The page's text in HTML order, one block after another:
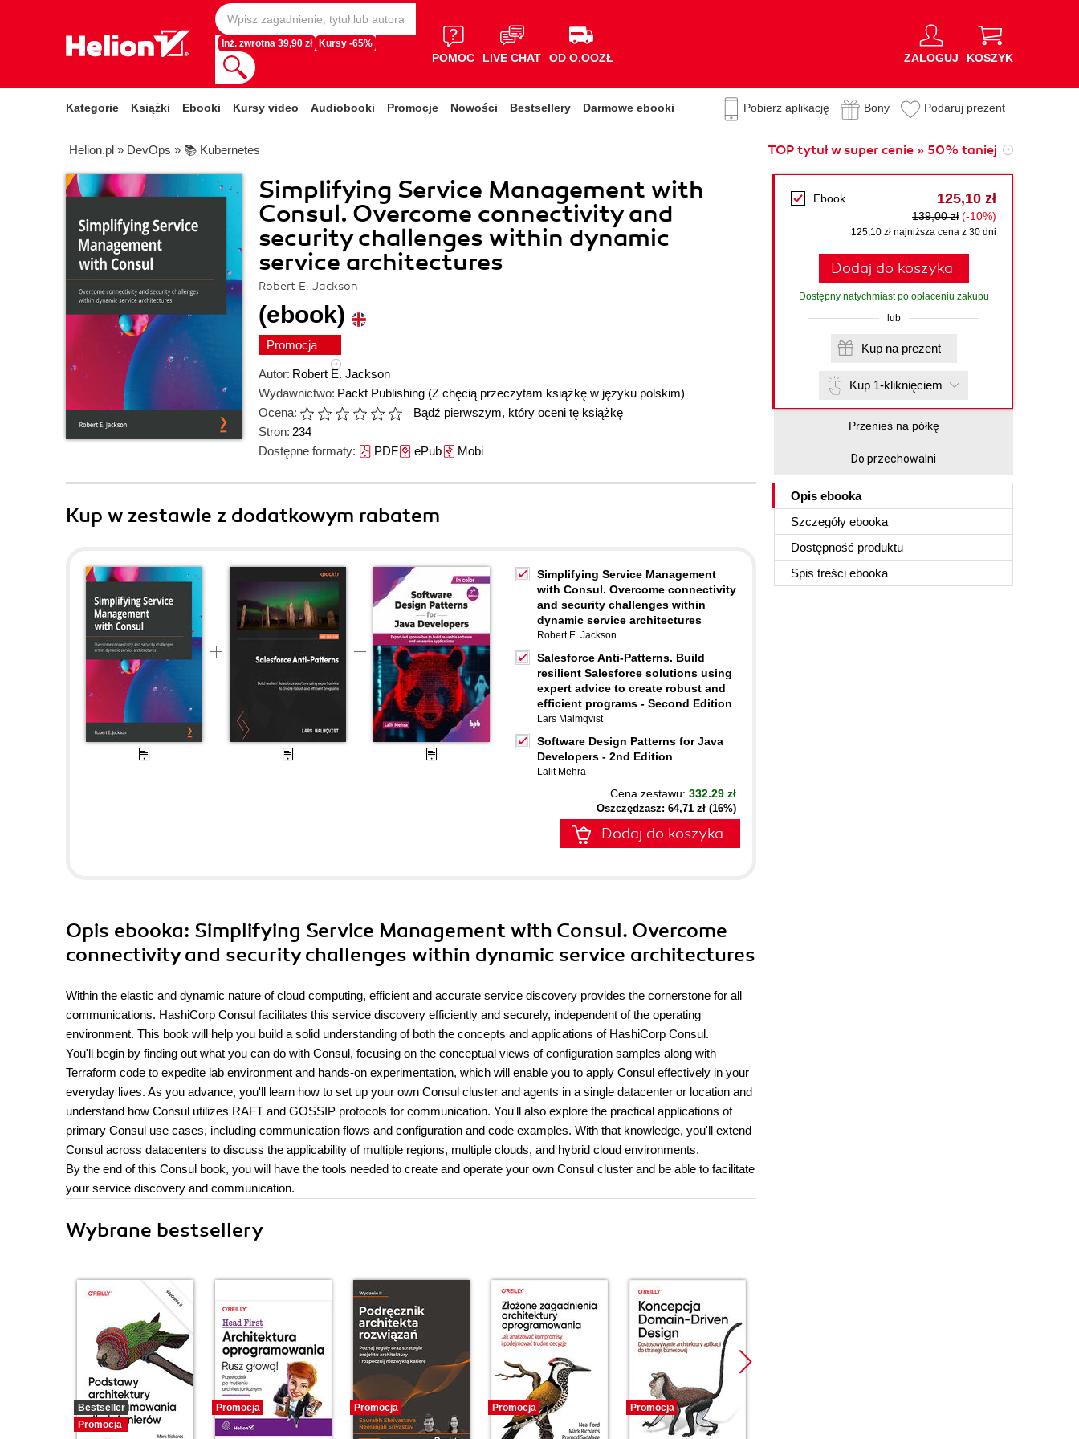
Inż. zwrotna 39,90 zł Kursy -65%
POMOC LIVE CHAT OD O,OOZŁ ZALOGUJ KOSZYK
Kategorie Książki Ebooki Kursy video Audiobooki Promocje Nowości Bestsellery Darmowe ebooki Pobierz aplikację Bony Podaruj prezent
Helion.pl » DevOps » 📚 Kubernetes TOP tytuł w super cenie » 50% taniej
Simplifying Service Management with
Consul. Overcome connectivity and
security challenges within dynamic
service architectures
Robert E. Jackson
(ebook)
Promocja
Autor: Robert E. Jackson
Wydawnictwo: Packt Publishing (Z chęcią przeczytam książkę w języku polskim)
Ocena:
Bądź pierwszym, który oceni tę książkę
Stron: 234
Dostępne formaty: PDFePubMobi
Ebook 125,10 zł
139,00 zł (-10%)
125,10 zł najniższa cena z 30 dni
Dodaj do koszyka
Dostępny natychmiast po opłaceniu zakupu
lub
Kup na prezent
Kup 1-kliknięciem
Przenieś na półkę
Do przechowalni
Opis ebooka
Szczegóły ebooka
Dostępność produktu
Spis treści ebooka
Kup w zestawie z dodatkowym rabatem
Simplifying Service Management
with Consul. Overcome connectivity
and security challenges within
dynamic service architectures
Robert E. Jackson
Salesforce Anti-Patterns. Build
resilient Salesforce solutions using
expert advice to create robust and
efficient programs - Second Edition
Lars Malmqvist
Software Design Patterns for Java
Developers - 2nd Edition
Lalit Mehra
Cena zestawu: 332.29 zł
Oszczędzasz: 64,71 zł (16%)
Dodaj do koszyka
Opis ebooka: Simplifying Service Management with Consul. Overcome
connectivity and security challenges within dynamic service architectures
Within the elastic and dynamic nature of cloud computing, efficient and accurate service discovery provides the cornerstone for all
communications. HashiCorp Consul facilitates this service discovery efficiently and securely, independent of the operating
environment. This book will help you build a solid understanding of both the concepts and applications of HashiCorp Consul.
You'll begin by finding out what you can do with Consul, focusing on the conceptual views of configuration samples along with
Terraform code to expedite lab environment and hands-on experimentation, which will enable you to apply Consul effectively in your
everyday lives. As you advance, you'll learn how to set up your own Consul cluster and agents in a single datacenter or location and
understand how Consul utilizes RAFT and GOSSIP protocols for communication. You'll also explore the practical applications of
primary Consul use cases, including communication flows and configuration and code examples. With that knowledge, you'll extend
Consul across datacenters to discuss the applicability of multiple regions, multiple clouds, and hybrid cloud environments.
By the end of this Consul book, you will have the tools needed to create and operate your own Consul cluster and be able to facilitate
your service discovery and communication.
Wybrane bestsellery
Bestseller
Promocja
Promocja Promocja Promocja Promocja